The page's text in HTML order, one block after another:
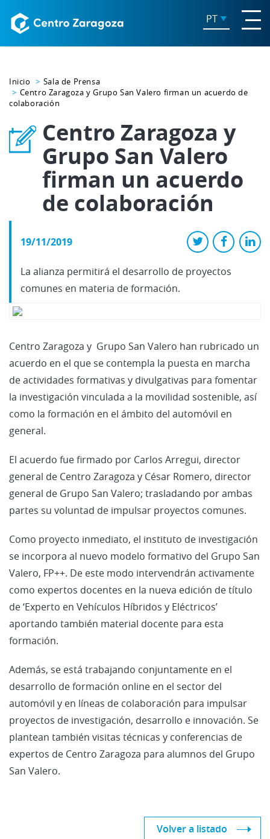
PT
Inicio
Sala de Prensa
Centro Zaragoza y Grupo San Valero firman un acuerdo de
colaboración
Centro Zaragoza y
Grupo San Valero
firman un acuerdo
de colaboración
19/11/2019
La alianza permitirá el desarrollo de proyectos
comunes en materia de formación.
Centro Zaragoza y Grupo San Valero han rubricado un
acuerdo en el que se contempla la puesta en marcha
de actividades formativas y divulgativas para fomentar
la investigación vinculada a la movilidad sostenible, así
como la formación en el ámbito del automóvil en
general.
El acuerdo fue firmado por Carlos Arregui, director
general de Centro Zaragoza y César Romero, director
general de Grupo San Valero; trasladando por ambas
partes su voluntad de impulsar proyectos comunes.
Como proyecto inmediato, el instituto de investigación
se incorpora al nuevo modelo formativo del Grupo San
Valero, FP++. De este modo intervendrán activamente
como expertos docentes en la nueva edición de título
de ‘Experto en Vehículos Híbridos y Eléctricos’
aportando también material docente para esta
formación.
Además, se está trabajando conjuntamente en el
desarrollo de formación online en el sector del
automóvil y en líneas de colaboración para impulsar
proyectos de investigación, desarrollo e innovación. Se
plantean también visitas técnicas y conferencias de
expertos de Centro Zaragoza para alumnos del Grupo
San Valero.
Volver a listado